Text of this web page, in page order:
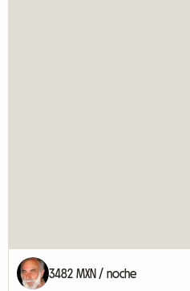
3482 MXN / noche